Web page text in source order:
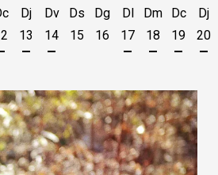
d'agost
11 d'agost
Dimecres 12 d'agost
Dj
13
Dijous 13 d'agost
Dv
14
Divendres 14 d'agost
Ds
15
Dg
16
Dl
17
Dilluns 17
Dm
18
Dimarts 18
Dc
19
Dj
20